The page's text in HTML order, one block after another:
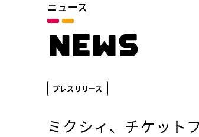
ニュース
NEWS
プレスリリース
ミクシィ、チケット
カテゴリ
サービスニュース